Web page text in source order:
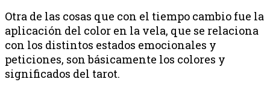
Otra de las cosas que con el tiempo cambio fue la
aplicación del color en la vela, que se relaciona
con los distintos estados emocionales y
peticiones, son básicamente los colores y
significados del tarot.